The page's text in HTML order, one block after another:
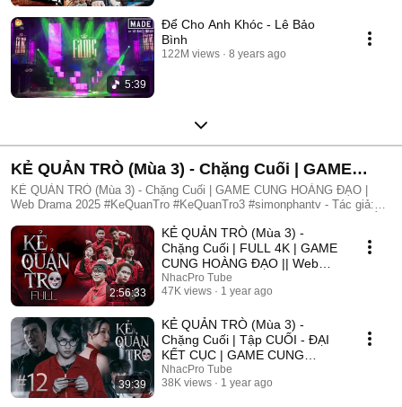
5:39
Để Cho Anh Khóc - Lê Bảo
Bình
122M views 8 years ago
KẺ QUẢN TRÒ (Mùa 3) - Chặng Cuối | GAME
CUNG HOÀNG ĐẠO | Web Drama 2025
KẺ QUẢN TRÒ (Mùa 3) - Chặng Cuối | GAME CUNG HOÀNG ĐẠO |
Web Drama 2025 #KeQuanTro #KeQuanTro3 #simonphantv - Tác giả:
Tâm, Trúc, Khánh Duy ► Một trò chơi kỳ lạ, với mức thưởng tiền tỷ.
Một trò chơi mang hơi hướng của show truyền hình thực tế, nhưng dần
trở nên đen tối hơn quà từng vòng. Ai sẽ là người chiến thắng cuối
cùng?. Mục đích của KẺ QUẢN TRÒ là gì?. Và gương mặt đằng sau
chiếc mặt nạ. Tất cả sẽ tiết lộ trong seri web drama KẺ QUẢN TRÒ
(Mùa 3) Simon Phan _ Anh trai Simon Huỳnh Nhựt _ Diễn viên Huỳnh
Nhựt Bnat _ Ca sĩ Bnat Bảo Ngân _ Cô giáo Bảo Ngân Trúc _ TikToker
Trúc Khánh Duy _ Nghệ sĩ Khánh Duy Simon Phan _ Em trai Cá Hồi
2:56:33
KẺ QUẢN TRÒ (Mùa 3) -
Chặng Cuối | FULL 4K | GAME
CUNG HOÀNG ĐẠO || Web
Drama 2025
NhacPro Tube
47K views
1 year ago
39:39
KẺ QUẢN TRÒ (Mùa 3) -
Chặng Cuối | Tập CUỐI - ĐẠI
KẾT CỤC | GAME CUNG
HOÀNG ĐẠO || Web Drama
2025
NhacPro Tube
38K views
1 year ago